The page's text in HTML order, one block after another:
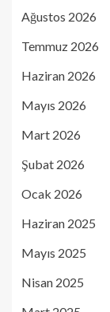
Ağustos 2026
Temmuz 2026
Haziran 2026
Mayıs 2026
Mart 2026
Şubat 2026
Ocak 2026
Haziran 2025
Mayıs 2025
Nisan 2025